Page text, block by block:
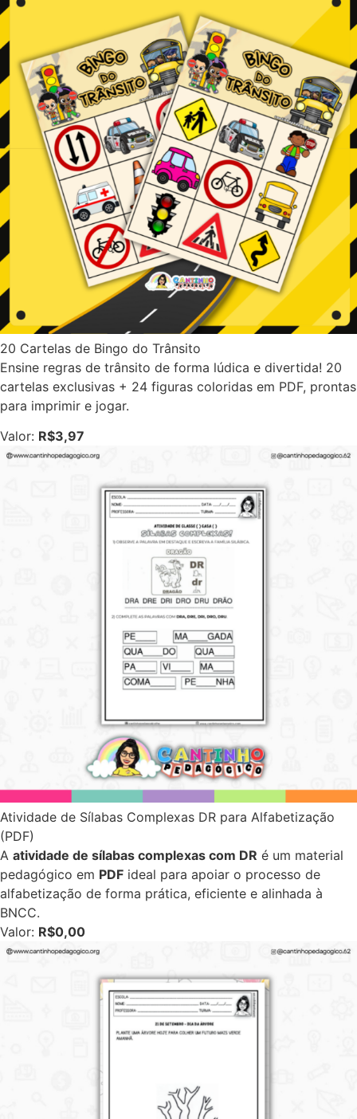
20 Cartelas de Bingo do Trânsito
Ensine regras de trânsito de forma lúdica e divertida! 20
cartelas exclusivas + 24 figuras coloridas em PDF, prontas
para imprimir e jogar.
Valor: R$3,97
Atividade de Sílabas Complexas DR para Alfabetização
(PDF)
A atividade de sílabas complexas com DR é um material
pedagógico em PDF ideal para apoiar o processo de
alfabetização de forma prática, eficiente e alinhada à
BNCC.
Valor: R$0,00